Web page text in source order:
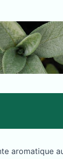
aromatique